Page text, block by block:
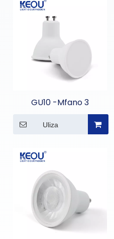
GU10 -Mfano 3
Uliza